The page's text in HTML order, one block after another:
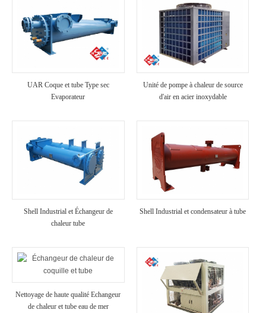
UAR Coque et tube Type sec
Evaporateur
Unité de pompe à chaleur de source
d'air en acier inoxydable
Shell Industrial et Échangeur de
chaleur tube
Shell Industrial et condensateur à tube
Nettoyage de haute qualité Echangeur
de chaleur et tube eau de mer